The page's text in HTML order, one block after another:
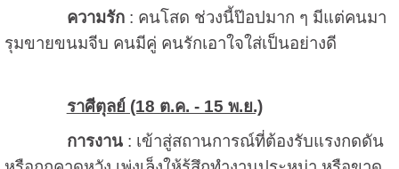
ความรัก: คนโสด ช่วงนี้ป๊อปมาก ๆ มีแต่คนมา
รุมขายขนมจีบ คนมีคู่ คนรักเอาใจใส่เป็นอย่างดี
ราศีตุลย์ (18 ต.ค. - 15 พ.ย.)
การงาน: เข้าสู่สถานการณ์ที่ต้องรับแรงกดดัน